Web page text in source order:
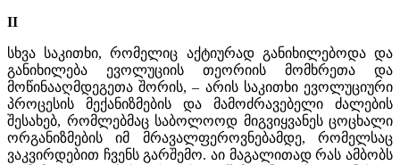
II
სხვა საკითხი, რომელიც აქტიურად განიხილებოდა და
განიხილება ევოლუციის თეორიის მომხრეთა და
მოწინააღმდეგეთა შორის, – არის საკითხი ევოლუციური
პროცესის მექანიზმების და მამოძრავებელი ძალების
შესახებ, რომლებმაც საბოლოოდ მიგვიყვანეს ცოცხალი
ორგანიზმების იმ მრავალფეროვნებამდე, რომელსაც
ვაკვირდებით ჩვენს გარშემო. აი მაგალითად რას ამბობს